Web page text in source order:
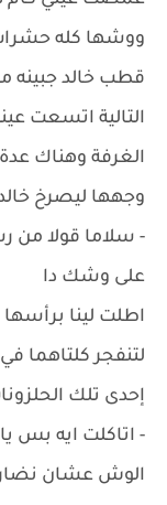
ووشها كله
قطب خالد جبينه
التالية اتسعت
الغرفة وهناك
وجهها ليصرخ خالد
- سلاما قولا من رب
على وشك دا
اطلت لينا
لتنفجر كلتاهما
إحدى تلك
- اتاكلت ايه بس
الوش عشان